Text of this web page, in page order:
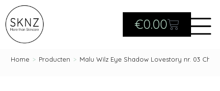
€0.00
Home > Producten > Malu Wilz Eye Shadow Lovestory nr. 03